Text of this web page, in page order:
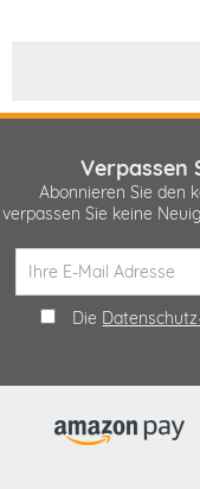
Verpassen
Abonnieren Sie den
verpassen Sie keine
Die